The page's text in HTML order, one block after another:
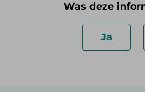
Was deze
Ja